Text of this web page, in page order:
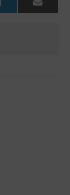
LinkedIn Email